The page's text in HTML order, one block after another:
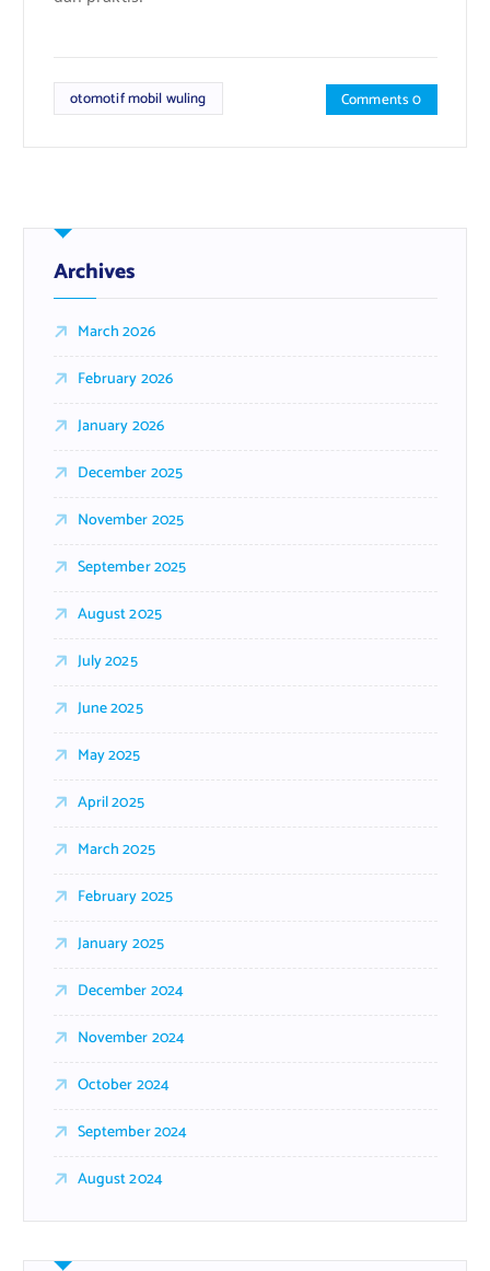
otomotif mobil wuling Comments 0
Archives
March 2026
February 2026
January 2026
December 2025
November 2025
September 2025
August 2025
July 2025
June 2025
May 2025
April 2025
March 2025
February 2025
January 2025
December 2024
November 2024
October 2024
September 2024
August 2024